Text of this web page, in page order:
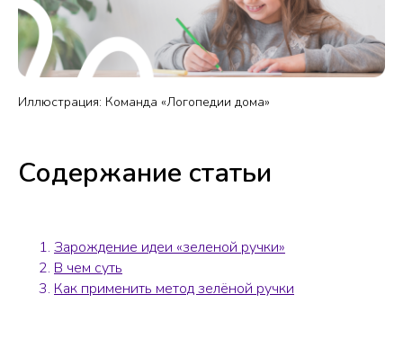
Иллюстрация: Команда «Логопедии дома»
Содержание статьи
Зарождение идеи «зеленой ручки»
В чем суть
Как применить метод зелёной ручки